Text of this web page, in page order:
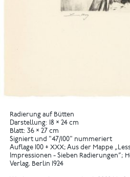
Radierung auf Bütten
Darstellung: 18 × 24 cm
Blatt: 36 × 27 cm
Signiert und "47/100" nummeriert
Auflage 100 + XXX; Aus der Mappe
Impressionen - Sieben Radierungen“;
Verlag, Berlin 1924